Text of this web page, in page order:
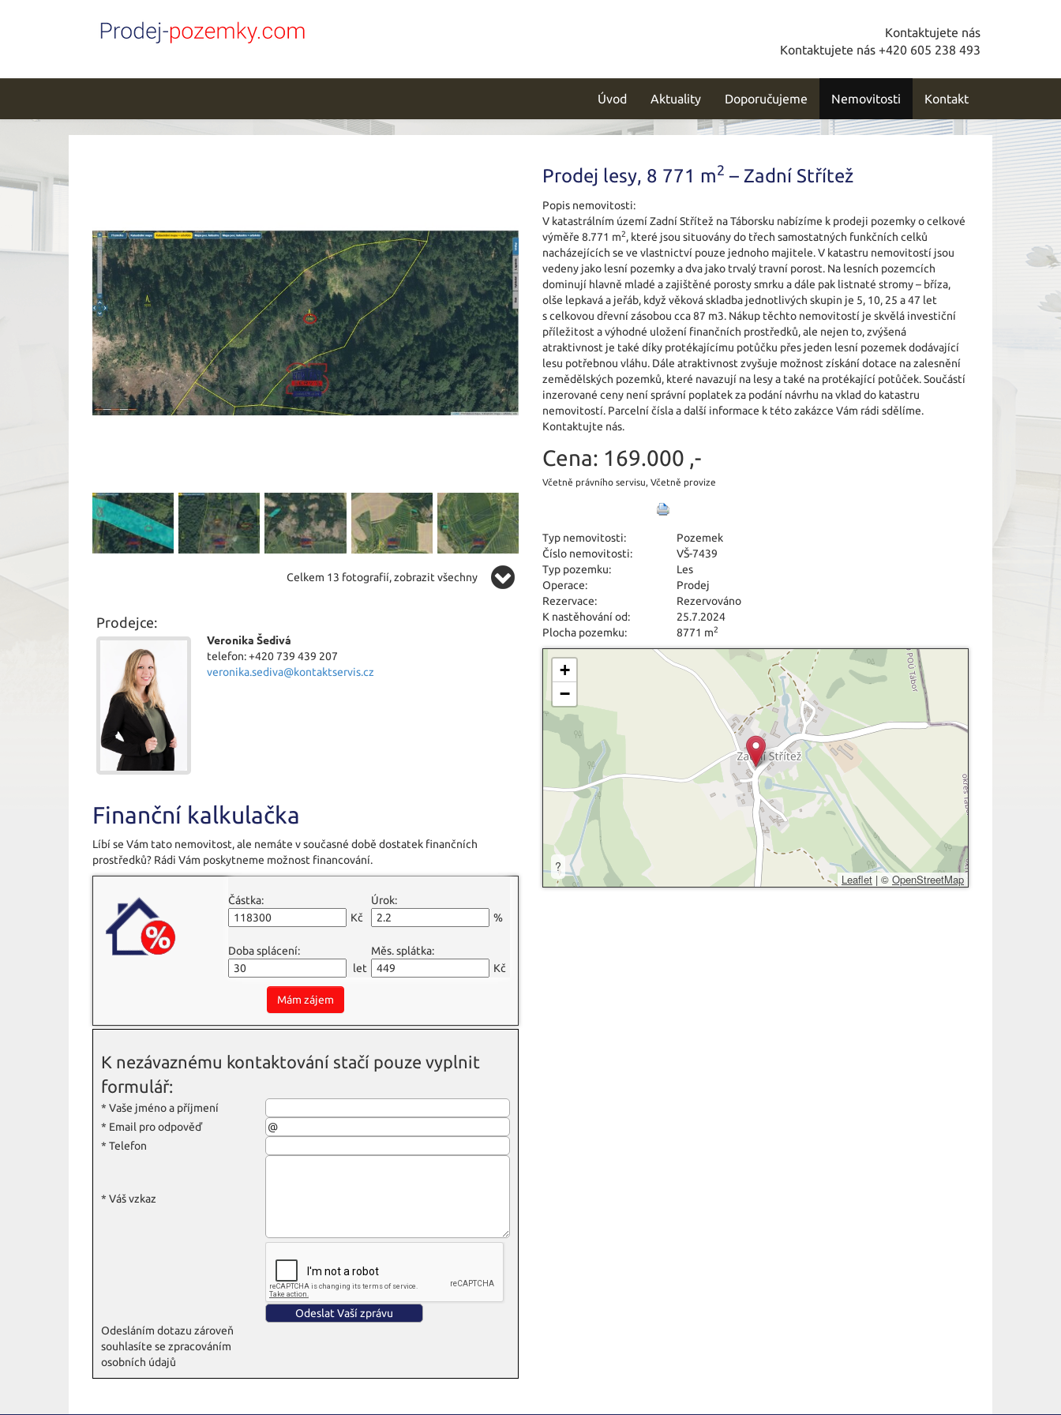
Kontaktujete nás
Kontaktujete nás +420 605 238 493
Úvod Aktuality Doporučujeme Nemovitosti Kontakt
Celkem 13 fotografií, zobrazit všechny
Prodejce:
Veronika Šedivá
telefon: +420 739 439 207
veronika.sediva@kontaktservis.cz
Finanční kalkulačka
Líbí se Vám tato nemovitost, ale nemáte v současné době dostatek finančních
prostředků? Rádi Vám poskytneme možnost financování.
Částka:
Kč
Úrok:
%
Doba splácení:
let
Měs. splátka:
Kč
Mám zájem
K nezávaznému kontaktování stačí pouze vyplnit
formulář:
* Vaše jméno a příjmení
* Email pro odpověď
* Telefon
* Váš vzkaz
Odesláním dotazu zároveň
souhlasíte se zpracováním
osobních údajů
Prodej lesy, 8 771 m2 – Zadní Střítež
Popis nemovitosti:
V katastrálním území Zadní Střítež na Táborsku nabízíme k prodeji pozemky o celkové
výměře 8.771 m2, které jsou situovány do třech samostatných funkčních celků
nacházejících se ve vlastnictví pouze jednoho majitele. V katastru nemovitostí jsou
vedeny jako lesní pozemky a dva jako trvalý travní porost. Na lesních pozemcích
dominují hlavně mladé a zajištěné porosty smrku a dále pak listnaté stromy – bříza,
olše lepkavá a jeřáb, když věková skladba jednotlivých skupin je 5, 10, 25 a 47 let
s celkovou dřevní zásobou cca 87 m3. Nákup těchto nemovitostí je skvělá investiční
příležitost a výhodné uložení finančních prostředků, ale nejen to, zvýšená
atraktivnost je také díky protékajícímu potůčku přes jeden lesní pozemek dodávající
lesu potřebnou vláhu. Dále atraktivnost zvyšuje možnost získání dotace na zalesnění
zemědělských pozemků, které navazují na lesy a také na protékající potůček. Součástí
inzerované ceny není správní poplatek za podání návrhu na vklad do katastru
nemovitostí. Parcelní čísla a další informace k této zakázce Vám rádi sdělíme.
Kontaktujte nás.
Cena: 169.000 ,-
Včetně právního servisu, Včetně provize
Typ nemovitosti:
Pozemek
Číslo nemovitosti:
VŠ-7439
Typ pozemku:
Les
Operace:
Prodej
Rezervace:
Rezervováno
K nastěhování od:
25.7.2024
Plocha pozemku:
8771 m2
+
−
?
Leaflet | © OpenStreetMap